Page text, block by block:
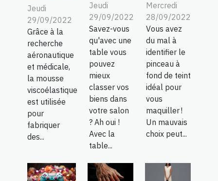
Jeudi
29/09/2022
Grâce à la
recherche
aéronautique
et médicale,
la mousse
viscoélastique
est utilisée
pour
fabriquer
des...
Jeudi
29/09/2022
Savez-vous
qu'avec une
table vous
pouvez
mieux
classer vos
biens dans
votre salon
? Ah oui !
Avec la
table...
Mercredi
28/09/2022
Vous avez
du mal à
identifier le
pinceau à
fond de teint
idéal pour
vous
maquiller !
Un mauvais
choix peut...